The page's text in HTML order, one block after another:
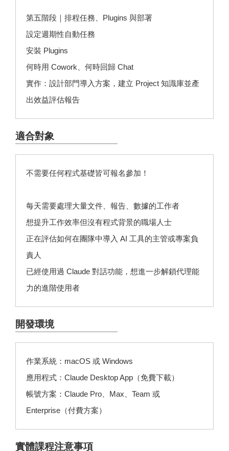
第五階段｜排程任務、Plugins 與部署
設定週期性自動任務
安裝 Plugins
何時用 Cowork、何時回歸 Chat
實作：設計部門導入方案，建立 Project 知識庫並產
出效益評估報告
適合對象
不需要任何程式基礎皆可報名參加！
每天需要處理大量文件、報告、數據的工作者
想提升工作效率但沒有程式背景的職場人士
正在評估如何在團隊中導入 AI 工具的主管或專案負
責人
已經使用過 Claude 對話功能，想進一步解鎖代理能
力的進階使用者
開發環境
作業系統：macOS 或 Windows
應用程式：Claude Desktop App（免費下載）
帳號方案：Claude Pro、Max、Team 或
Enterprise（付費方案）
實體課程注意事項